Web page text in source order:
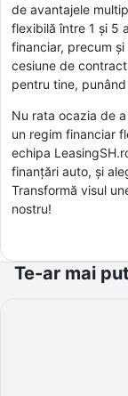
de avantajele
flexibilă între 1 și 5
financiar, precum
cesiune de
pentru tine,
Nu rata ocazia de
un regim financiar
echipa
finanțări auto, și
Transformă visul
nostru!
Te-ar mai